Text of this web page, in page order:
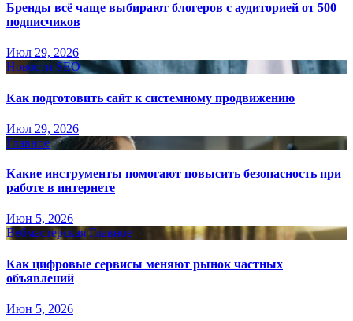
Бренды всё чаще выбирают блогеров с аудиторией от 500
подписчиков
Июл 29, 2026
Новости SEO
Как подготовить сайт к системному продвижению
Июл 29, 2026
Главное
Какие инструменты помогают повысить безопасность при
работе в интернете
Июн 5, 2026
Вебмастерская Главное
Как цифровые сервисы меняют рынок частных
объявлений
Июн 5, 2026